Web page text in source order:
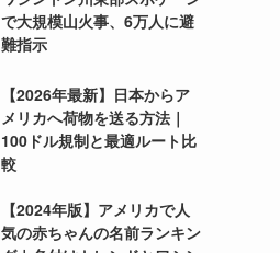
で大規模山火事、6万人に避
難指示
【2026年最新】日本からア
メリカへ荷物を送る方法｜
100ドル規制と最適ルート比
較
【2024年版】アメリカで人
気の赤ちゃんの名前ランキン